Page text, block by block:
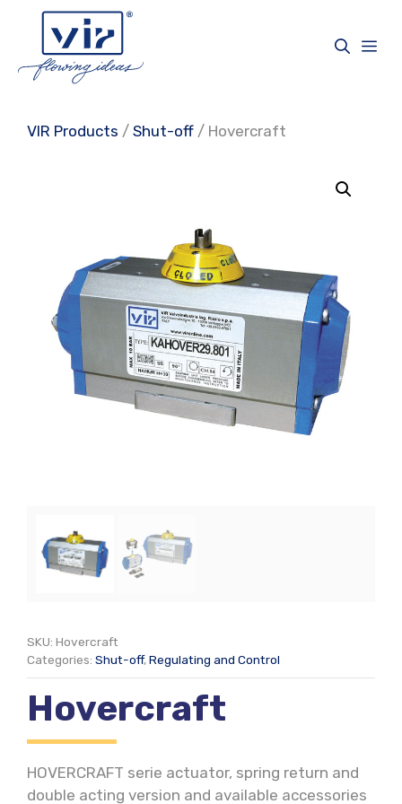
content
VIR Products / Shut-off / Hovercraft
SKU: Hovercraft
Categories: Shut-off,Regulating and Control
Hovercraft
HOVERCRAFT serie actuator, spring return and
double acting version and available accessories